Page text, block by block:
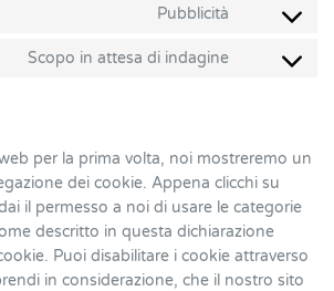
service
wordfence
Pubblicità
Consent
service
Scopo in attesa di indagine
Consent
per la prima volta, noi mostreremo un
dei cookie. Appena clicchi su
il permesso a noi di usare le categorie
descritto in questa dichiarazione
Puoi disabilitare i cookie attraverso
in considerazione, che il nostro sito